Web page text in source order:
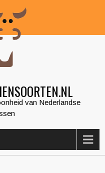
van Nederlandse